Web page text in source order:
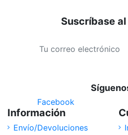
Suscríbase
Facebook
Información
Envío/Devoluciones